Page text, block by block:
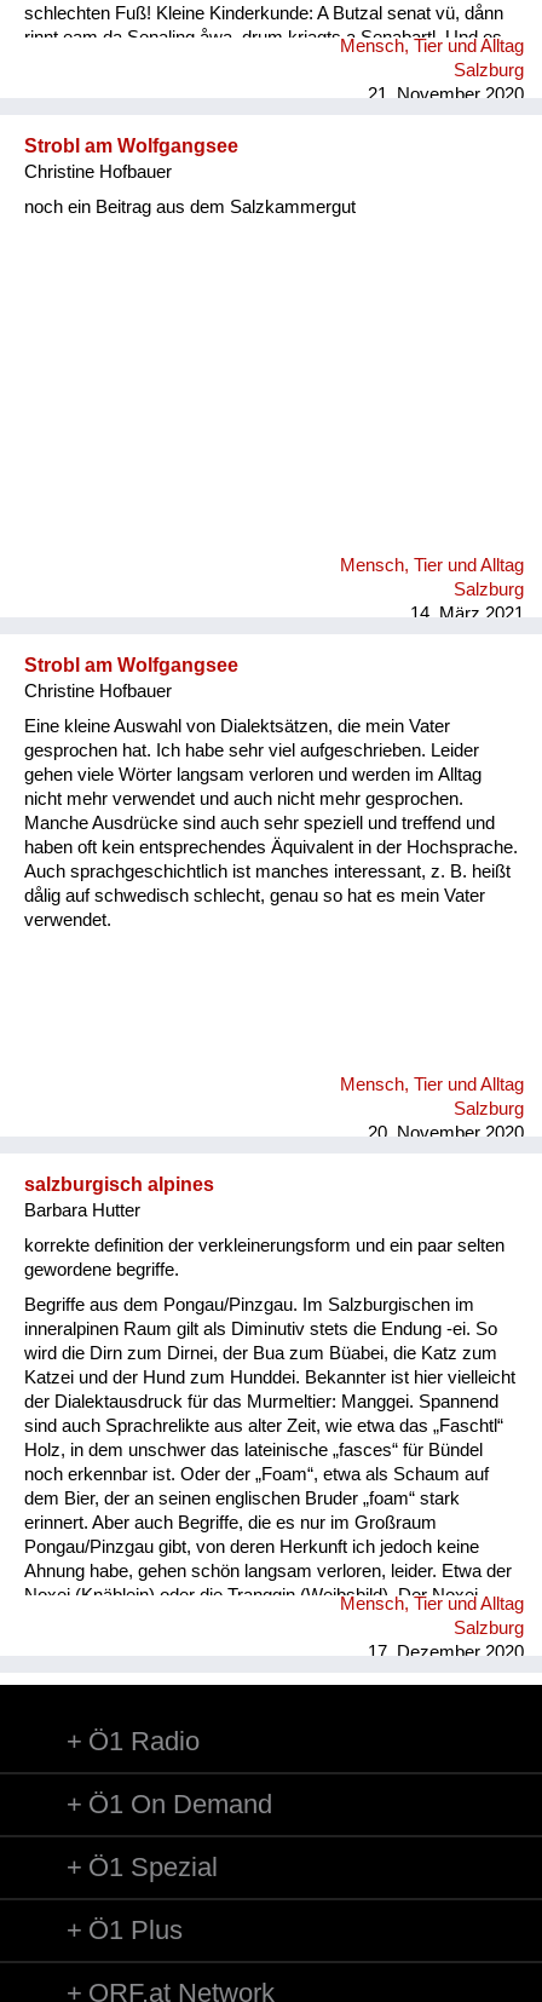
schlechten Fuß! Kleine Kinderkunde: A Butzal senat vü, dånn
rinnt eam da Senaling åwa, drum kriagts a Senabartl. Und es
is a oft råmig um an Mund. Ein Baby speichelt viel, dann rinnt
Mensch, Tier und Alltag
Salzburg
21. November 2020
Strobl am Wolfgangsee
Christine Hofbauer
noch ein Beitrag aus dem Salzkammergut
Mensch, Tier und Alltag
Salzburg
14. März 2021
Strobl am Wolfgangsee
Christine Hofbauer
Eine kleine Auswahl von Dialektsätzen, die mein Vater
gesprochen hat. Ich habe sehr viel aufgeschrieben. Leider
gehen viele Wörter langsam verloren und werden im Alltag
nicht mehr verwendet und auch nicht mehr gesprochen.
Manche Ausdrücke sind auch sehr speziell und treffend und
haben oft kein entsprechendes Äquivalent in der Hochsprache.
Auch sprachgeschichtlich ist manches interessant, z. B. heißt
dålig auf schwedisch schlecht, genau so hat es mein Vater
verwendet.
Mensch, Tier und Alltag
Salzburg
20. November 2020
salzburgisch alpines
Barbara Hutter
korrekte definition der verkleinerungsform und ein paar selten
gewordene begriffe.
Begriffe aus dem Pongau/Pinzgau. Im Salzburgischen im
inneralpinen Raum gilt als Diminutiv stets die Endung -ei. So
wird die Dirn zum Dirnei, der Bua zum Büabei, die Katz zum
Katzei und der Hund zum Hunddei. Bekannter ist hier vielleicht
der Dialektausdruck für das Murmeltier: Manggei. Spannend
sind auch Sprachrelikte aus alter Zeit, wie etwa das „Faschtl“
Holz, in dem unschwer das lateinische „fasces“ für Bündel
noch erkennbar ist. Oder der „Foam“, etwa als Schaum auf
dem Bier, der an seinen englischen Bruder „foam“ stark
erinnert. Aber auch Begriffe, die es nur im Großraum
Pongau/Pinzgau gibt, von deren Herkunft ich jedoch keine
Ahnung habe, gehen schön langsam verloren, leider. Etwa der
Noxei (Knäblein) oder die Tranggin (Weibsbild). Der Noxei
kann dabei „kasig“ sein, also herzig, die Tranggin durchaus
Mensch, Tier und Alltag
Salzburg
17. Dezember 2020
Ö1 Radio
Ö1 On Demand
Ö1 Spezial
Ö1 Plus
ORF.at Network